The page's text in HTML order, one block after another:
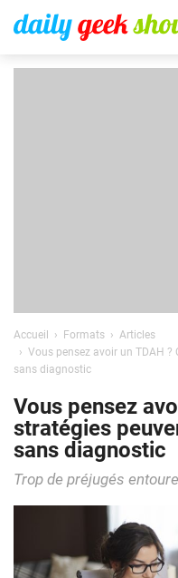
Accueil Formats
Articles
Vous pensez avoir un TDAH
sans diagnostic
Vous pensez
stratégies
sans diagnostic
Trop de préjugés